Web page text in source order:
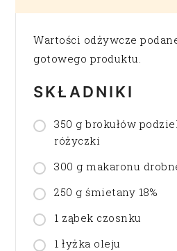
Wartości odżywcze
gotowego produktu.
SKŁADNIKI
350 g brokułów
różyczki
300 g makaronu
250 g śmietany 18%
1 ząbek czosnku
1 łyżka oleju